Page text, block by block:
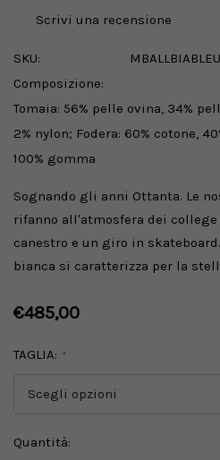
Scrivi una recensione
SKU:
MBALLBIABLEU
Composizione:
Tomaia: 56% pelle ovina, 34%
2% nylon; Fodera: 60% cotone,
100% gomma
Sognando gli anni Ottanta. Le
rifanno all'atmosfera dei
canestro e un giro in
bianca si caratterizza per la
€485,00
TAGLIA: *
Disponibilità
Quantità: